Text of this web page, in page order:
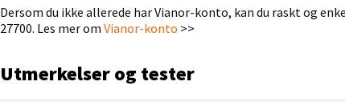
Dersom du ikke allerede har Vianor-konto, kan du raskt og
27700. Les mer om Vianor-konto >>
Utmerkelser og tester